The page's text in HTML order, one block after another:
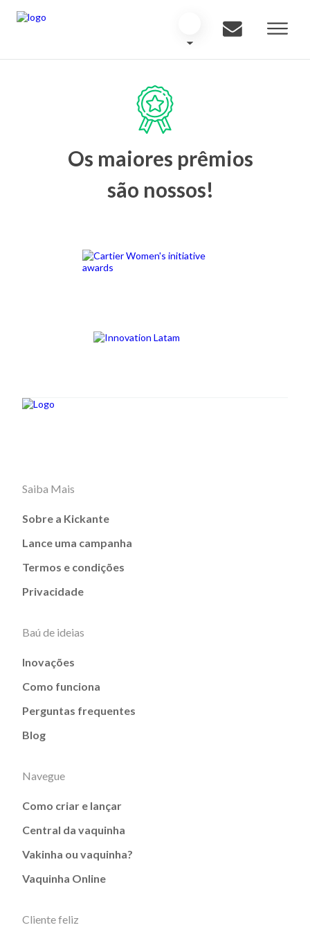
Os maiores prêmios
são nossos!
Saiba Mais
Sobre a Kickante
Lance uma campanha
Termos e condições
Privacidade
Baú de ideias
Inovações
Como funciona
Perguntas frequentes
Blog
Navegue
Como criar e lançar
Central da vaquinha
Vakinha ou vaquinha?
Vaquinha Online
Cliente feliz